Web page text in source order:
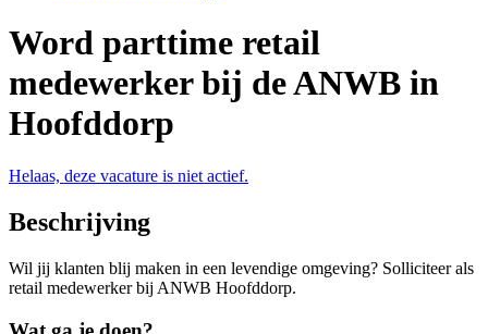
Word parttime retail
medewerker bij de ANWB in
Hoofddorp
Helaas, deze vacature is niet actief.
Beschrijving
Wil jij klanten blij maken in een levendige omgeving? Solliciteer als
retail medewerker bij ANWB Hoofddorp.